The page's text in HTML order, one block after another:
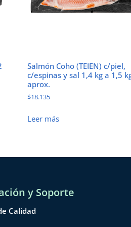
Salmón Coho (TEIEN) c/piel,
c/espinas y sal 1,4 kg a 1,5
aprox.
$18.135
Leer más
y Soporte
Calidad